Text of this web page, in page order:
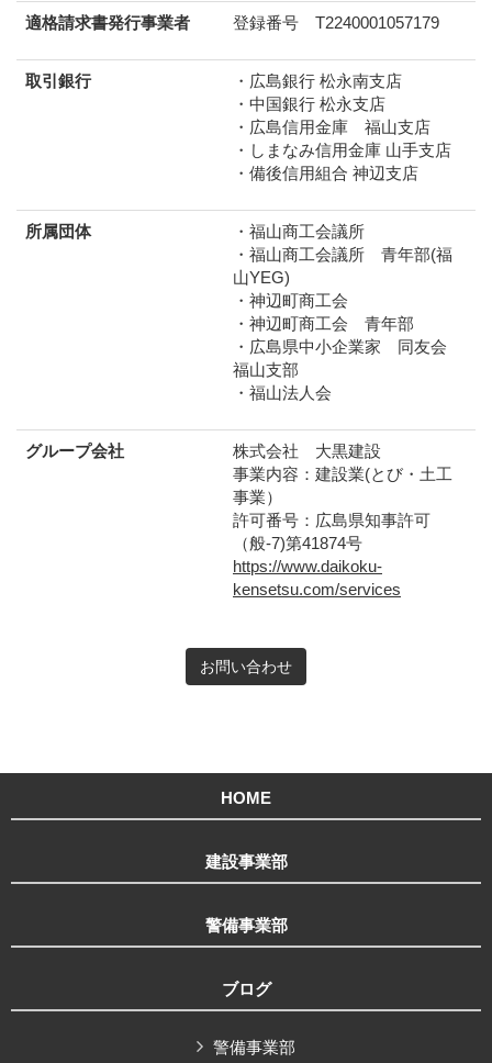
適格請求書発行事業者 登録番号 T2240001057179
取引銀行
・広島銀行 松永南支店
・中国銀行 松永支店
・広島信用金庫 福山支店
・しまなみ信用金庫 山手支店
・備後信用組合 神辺支店
所属団体
・福山商工会議所
・福山商工会議所 青年部(福
山YEG)
・神辺町商工会
・神辺町商工会 青年部
・広島県中小企業家 同友会
福山支部
・福山法人会
グループ会社
株式会社 大黒建設
事業内容：建設業(とび・土工
事業）
許可番号：広島県知事許可
（般-7)第41874号
https://www.daikoku-
kensetsu.com/services
お問い合わせ
HOME
建設事業部
警備事業部
ブログ
警備事業部